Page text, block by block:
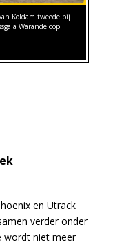
Koldam tweede bij
Warandeloop
en Utrack
verder onder
wordt niet meer